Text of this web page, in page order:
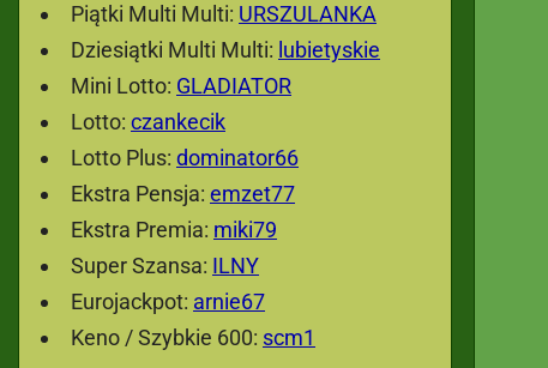
Piątki Multi Multi: URSZULANKA
Dziesiątki Multi Multi: lubietyskie
Mini Lotto: GLADIATOR
Lotto: czankecik
Lotto Plus: dominator66
Ekstra Pensja: emzet77
Ekstra Premia: miki79
Super Szansa: ILNY
Eurojackpot: arnie67
Keno / Szybkie 600: scm1